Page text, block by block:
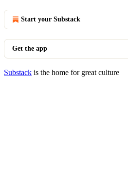
Start your Substack
Get the app
Substack is the home for great culture